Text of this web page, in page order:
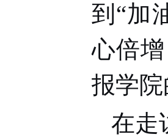
到“加
心倍
报学
在走